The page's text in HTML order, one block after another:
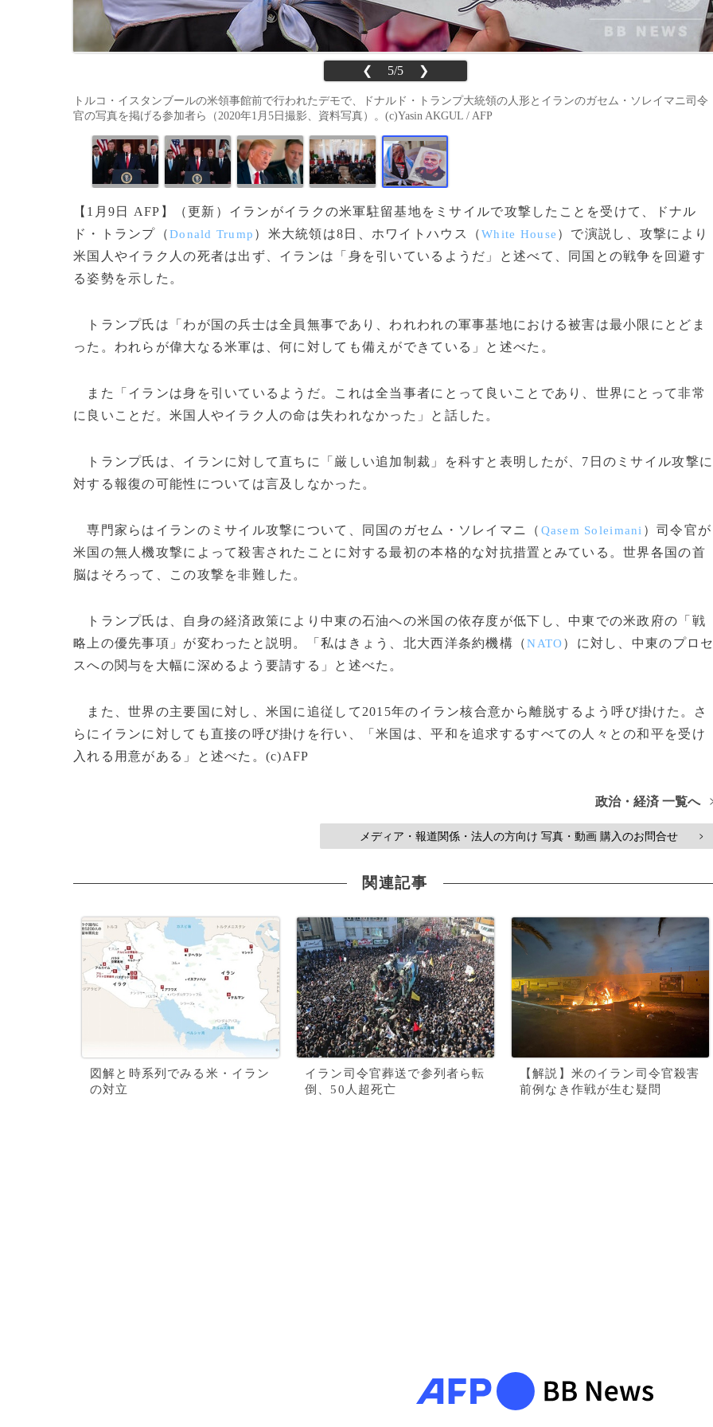
❮ 5/5 ❯
トルコ・イスタンブールの米領事館前で行われたデモで、ドナルド・トランプ大統領の人形とイランのガセム・ソレイマニ司令
官の写真を掲げる参加者ら（2020年1月5日撮影、資料写真）。(c)Yasin AKGUL / AFP
【1月9日 AFP】（更新）イランがイラクの米軍駐留基地をミサイルで攻撃したことを受けて、ドナル
ド・トランプ（Donald Trump ）米大統領は8日、ホワイトハウス（White House ）で演説し、攻撃により
米国人やイラク人の死者は出ず、イランは「身を引いているようだ」と述べて、同国との戦争を回避す
る姿勢を示した。
トランプ氏は「わが国の兵士は全員無事であり、われわれの軍事基地における被害は最小限にとどま
った。われらが偉大なる米軍は、何に対しても備えができている」と述べた。
また「イランは身を引いているようだ。これは全当事者にとって良いことであり、世界にとって非常
に良いことだ。米国人やイラク人の命は失われなかった」と話した。
トランプ氏は、イランに対して直ちに「厳しい追加制裁」を科すと表明したが、7日のミサイル攻撃に
対する報復の可能性については言及しなかった。
専門家らはイランのミサイル攻撃について、同国のガセム・ソレイマニ（ Qasem Soleimani ）司令官が
米国の無人機攻撃によって殺害されたことに対する最初の本格的な対抗措置とみている。世界各国の首
脳はそろって、この攻撃を非難した。
トランプ氏は、自身の経済政策により中東の石油への米国の依存度が低下し、中東での米政府の「戦
略上の優先事項」が変わったと説明。「私はきょう、北大西洋条約機構（NATO）に対し、中東のプロ
スへの関与を大幅に深めるよう要請する」と述べた。
また、世界の主要国に対し、米国に追従して2015年のイラン核合意から離脱するよう呼び掛けた。さ
らにイランに対しても直接の呼び掛けを行い、「米国は、平和を追求するすべての人々との和平を受け
入れる用意がある」と述べた。(c)AFP
政治・経済 一覧へ
メディア・報道関係・法人の方向け 写真・動画 購入のお問合せ >
関連記事
図解と時系列でみる米・イラン
の対立
イラン司令官葬送で参列者ら転
倒、50人超死亡
【解説】米のイラン司令官殺害
前例なき作戦が生む疑問